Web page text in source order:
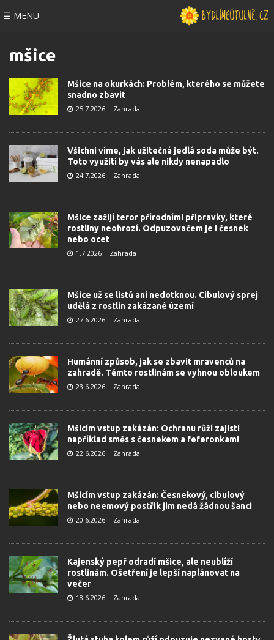
☰ MENU
mšice
Mšice na okurkách: Problém, kterého se můžete
snadno zbavit
25.7.2026 Zahrada
Všichni víme, jak užitečná jedlá soda může být.
Toto využití by vás ale nikdy nenapadlo
24.7.2026 Zahrada
Mšice zažijí teror přírodními přípravky, které
rostliny neohrozí. Odpuzovačem je i česnek
nebo ocet
1.7.2026 Zahrada
Mšice už se listů ani nedotknou. Cibulový sprej
udělá z rostlin zakázané území
27.6.2026 Zahrada
Humánní způsob, jak se zbavit mravenců na
zahradě. Těmto rostlinám se vyhnou obloukem
23.6.2026 Zahrada
Mšicím vstup zakázán: Ochranu růží zajistí
například směs s česnekem a feferonkami
22.6.2026 Zahrada
Mšicím vstup zakázán: Česnekový, cibulový
nebo neemový postřik jim nedá žádnou šanci
20.6.2026 Zahrada
Kajenský pepř odradí mšice, ale neublíží
rostlinám. Ošetření je lepší naplánovat na
večer
18.6.2026 Zahrada